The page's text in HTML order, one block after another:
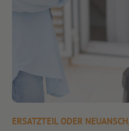
ERSATZTEIL ODER